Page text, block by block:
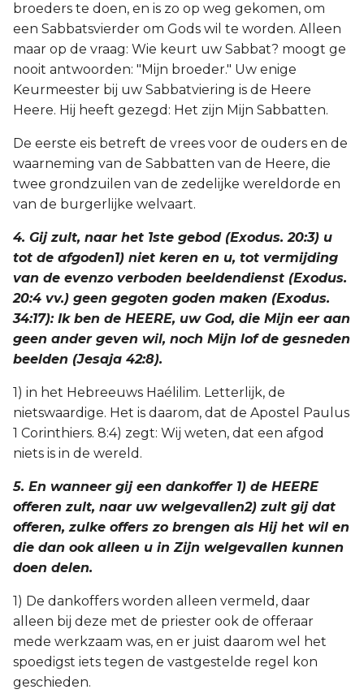
broeders te doen, en is zo op weg gekomen, om
een Sabbatsvierder om Gods wil te worden. Alleen
maar op de vraag: Wie keurt uw Sabbat? moogt ge
nooit antwoorden: "Mijn broeder." Uw enige
Keurmeester bij uw Sabbatviering is de Heere
Heere. Hij heeft gezegd: Het zijn Mijn Sabbatten.
De eerste eis betreft de vrees voor de ouders en de
waarneming van de Sabbatten van de Heere, die
twee grondzuilen van de zedelijke wereldorde en
van de burgerlijke welvaart.
4. Gij zult, naar het 1ste gebod (Exodus. 20:3) u
tot de afgoden1) niet keren en u, tot vermijding
van de evenzo verboden beeldendienst (Exodus.
20:4 vv.) geen gegoten goden maken (Exodus.
34:17): Ik ben de HEERE, uw God, die Mijn eer aan
geen ander geven wil, noch Mijn lof de gesneden
beelden (Jesaja 42:8).
1) in het Hebreeuws Haélilim. Letterlijk, de
nietswaardige. Het is daarom, dat de Apostel Paulus
1 Corinthiers. 8:4) zegt: Wij weten, dat een afgod
niets is in de wereld.
5. En wanneer gij een dankoffer 1) de HEERE
offeren zult, naar uw welgevallen2) zult gij dat
offeren, zulke offers zo brengen als Hij het wil en
die dan ook alleen u in Zijn welgevallen kunnen
doen delen.
1) De dankoffers worden alleen vermeld, daar
alleen bij deze met de priester ook de offeraar
mede werkzaam was, en er juist daarom wel het
spoedigst iets tegen de vastgestelde regel kon
geschieden.